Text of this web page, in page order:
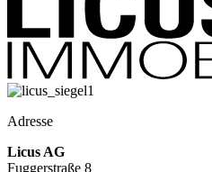
Adresse
Licus AG
Fuggerstraße 8